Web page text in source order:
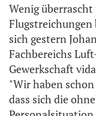
Wenig
sich gestern
Fachbereichs
Gewerkschaft
"Wir haben
dass sich die